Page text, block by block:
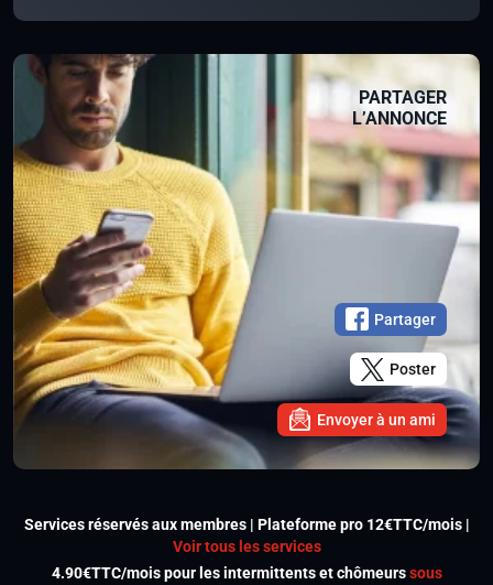
PARTAGER
L’ANNONCE
Partager
Poster
Envoyer à un ami
Services réservés aux membres | Plateforme pro 12€TTC/mois |
Voir tous les services
4.90€TTC/mois pour les intermittents et chômeurssous